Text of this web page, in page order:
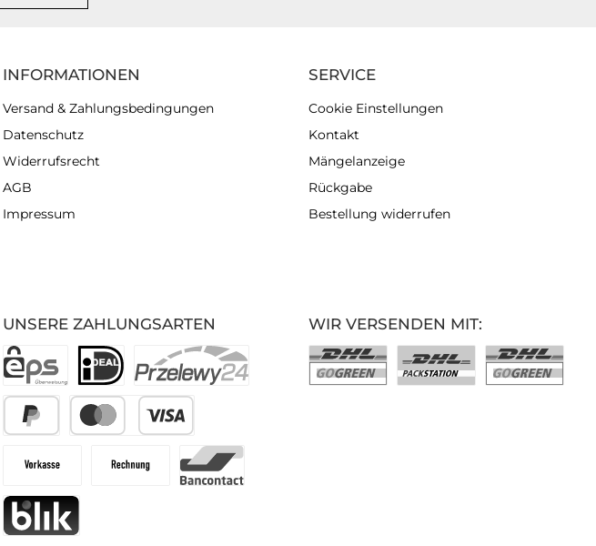
UNSERE ZAHLUNGSARTEN
INFORMATIONEN
Versand & Zahlungsbedingungen
Datenschutz
Widerrufsrecht
AGB
Impressum
SERVICE
Cookie Einstellungen
Kontakt
Mängelanzeige
Rückgabe
Bestellung widerrufen
WIR VERSENDEN MIT: